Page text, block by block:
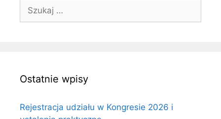
Ostatnie wpisy
Rejestracja udziału w Kongresie 2026 i